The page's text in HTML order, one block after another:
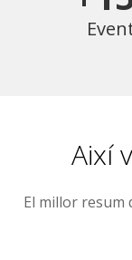
Així
El millor resum